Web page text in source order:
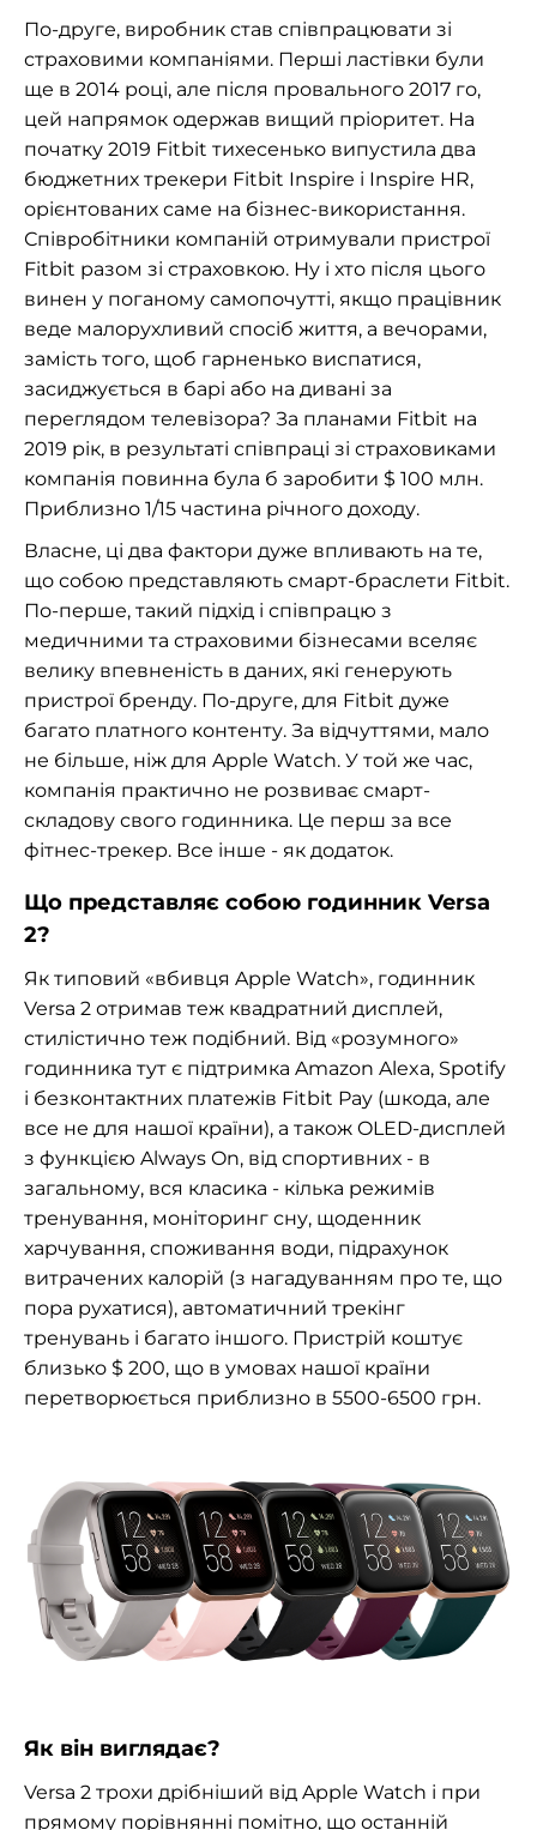
По-друге, виробник став співпрацювати зі
страховими компаніями. Перші ластівки були
ще в 2014 році, але після провального 2017 го,
цей напрямок одержав вищий пріоритет. На
початку 2019 Fitbit тихесенько випустила два
бюджетних трекери Fitbit Inspire і Inspire HR,
орієнтованих саме на бізнес-використання.
Співробітники компаній отримували пристрої
Fitbit разом зі страховкою. Ну і хто після цього
винен у поганому самопочутті, якщо працівник
веде малорухливий спосіб життя, а вечорами,
замість того, щоб гарненько виспатися,
засиджується в барі або на дивані за
переглядом телевізора? За планами Fitbit на
2019 рік, в результаті співпраці зі страховиками
компанія повинна була б заробити $ 100 млн.
Приблизно 1/15 частина річного доходу.
Власне, ці два фактори дуже впливають на те,
що собою представляють смарт-браслети Fitbit.
По-перше, такий підхід і співпрацю з
медичними та страховими бізнесами вселяє
велику впевненість в даних, які генерують
пристрої бренду. По-друге, для Fitbit дуже
багато платного контенту. За відчуттями, мало
не більше, ніж для Apple Watch. У той же час,
компанія практично не розвиває смарт-
складову свого годинника. Це перш за все
фітнес-трекер. Все інше - як додаток.
Що представляє собою годинник Versa
2?
Як типовий «вбивця Apple Watch», годинник
Versa 2 отримав теж квадратний дисплей,
стилістично теж подібний. Від «розумного»
годинника тут є підтримка Amazon Alexa, Spotify
і безконтактних платежів Fitbit Pay (шкода, але
все не для нашої країни), а також OLED-дисплей
з функцією Always On, від спортивних - в
загальному, вся класика - кілька режимів
тренування, моніторинг сну, щоденник
харчування, споживання води, підрахунок
витрачених калорій (з нагадуванням про те, що
пора рухатися), автоматичний трекінг
тренувань і багато іншого. Пристрій коштує
близько $ 200, що в умовах нашої країни
перетворюється приблизно в 5500-6500 грн.
Як він виглядає?
Versa 2 трохи дрібніший від Apple Watch і при
прямому порівнянні помітно, що останній